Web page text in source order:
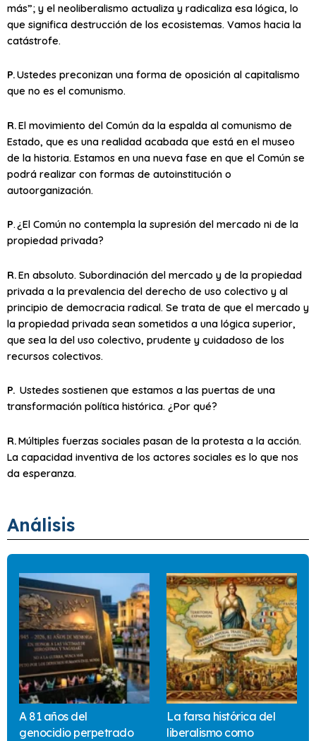
más”; y el neoliberalismo actualiza y radicaliza esa lógica, lo
que significa destrucción de los ecosistemas. Vamos hacia la
catástrofe.
P.Ustedes preconizan una forma de oposición al capitalismo
que no es el comunismo.
R.El movimiento del Común da la espalda al comunismo de
Estado, que es una realidad acabada que está en el museo
de la historia. Estamos en una nueva fase en que el Común se
podrá realizar con formas de autoinstitución o
autoorganización.
P. ¿El Común no contempla la supresión del mercado ni de la
propiedad privada?
R.En absoluto. Subordinación del mercado y de la propiedad
privada a la prevalencia del derecho de uso colectivo y al
principio de democracia radical. Se trata de que el mercado y
la propiedad privada sean sometidos a una lógica superior,
que sea la del uso colectivo, prudente y cuidadoso de los
recursos colectivos.
P. Ustedes sostienen que estamos a las puertas de una
transformación política histórica. ¿Por qué?
R.Múltiples fuerzas sociales pasan de la protesta a la acción.
La capacidad inventiva de los actores sociales es lo que nos
da esperanza.
Análisis
A 81 años del
genocidio perpetrado
La farsa histórica del
liberalismo como